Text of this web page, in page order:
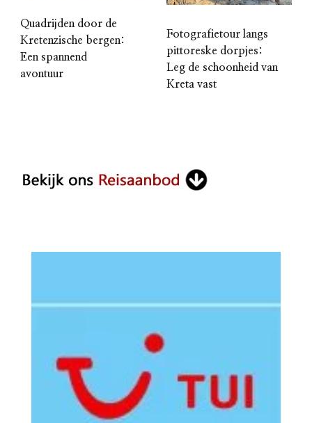
Quadrijden door de
Kretenzische bergen:
Een spannend
avontuur
Fotografietour langs
pittoreske dorpjes:
Leg de schoonheid van
Kreta vast